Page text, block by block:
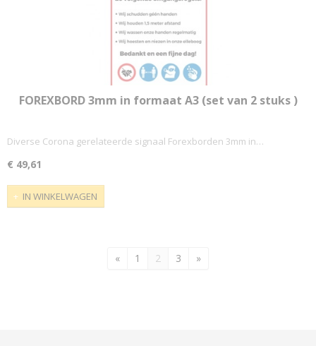
FOREXBORD 3mm in formaat A3 (set van 2 stuks )
Diverse Corona gerelateerde signaal Forexborden 3mm in…
€ 49,61
IN WINKELWAGEN
« 1 2 3 »